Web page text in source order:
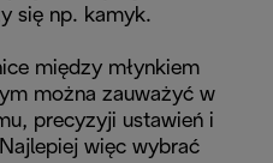
się np. kamyk.
między młynkiem
można zauważyć w
precyzyji ustawień i
więc wybrać